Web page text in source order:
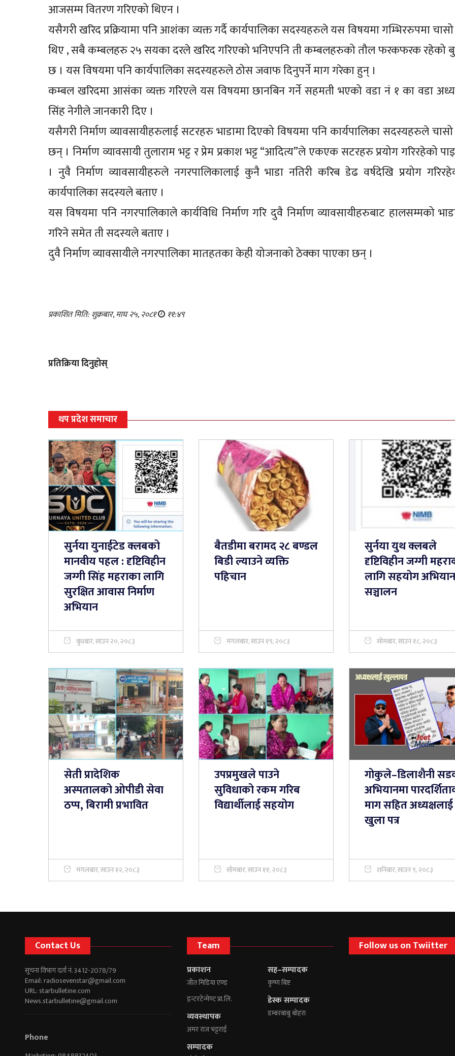
आजसम्म वितरण गरिएको थिएन ।
यसैगरी खरिद प्रक्रियामा पनि आशंका व्यक्त गर्दै कार्यपालिका सदस्यहरुले यस विषयमा गम्भिररुपमा
थिए , सबै कम्बलहरु २५ सयका दरले खरिद गरिएको भनिएपनि ती कम्बलहरुको तौल फरकफरक रहेको
छ । यस विषयमा पनि कार्यपालिका सदस्यहरुले ठोस जवाफ दिनुपर्ने माग गरेका हुन् ।
कम्बल खरिदमा आसंका व्यक्त गरिएले यस विषयमा छानबिन गर्ने सहमती भएको वडा नं १ का वडा
सिंह नेगीले जानकारी दिए ।
यसैगरी निर्माण व्यावसायीहरुलाई सटरहरु भाडामा दिएको विषयमा पनि कार्यपालिका सदस्यहरुले
छन् । निर्माण व्यावसायी तुलाराम भट्ट र प्रेम प्रकाश भट्ट “आदित्य”ले एकएक सटरहरु प्रयोग गरिरहेको
। नुवै निर्माण व्यावसायीहरुले नगरपालिकालाई कुनै भाडा नतिरी करिब डेढ वर्षदेखि प्रयोग
कार्यपालिका सदस्यले बताए ।
यस विषयमा पनि नगरपालिकाले कार्यविधि निर्माण गरि दुवै निर्माण व्यावसायीहरुबाट हालसम्मको
गरिने समेत ती सदस्यले बताए ।
दुवै निर्माण व्यावसायीले नगरपालिका मातहतका केही योजनाको ठेक्का पाएका छन् ।
प्रकाशित मिति: शुक्रबार, माघ २५, २०८१ ११:४९
प्रतिक्रिया दिनुहोस्
थप प्रदेश समाचार
सुर्नया युनाईटेड क्लबको
मानवीय पहल : दृष्टिविहीन
जग्गी सिंह महराका लागि
सुरक्षित आवास निर्माण
अभियान
बुधबार, साउन २०, २०८३
बैतडीमा बरामद २८ बण्डल
बिडी ल्याउने व्यक्ति
पहिचान
मंगलबार, साउन १९, २०८३
सुर्नया युथ क्लबले
दृष्टिविहीन जग्गी
लागि सहयोग अभियान
सञ्चालन
सोमबार, साउन १८, २०८३
सेती प्रादेशिक
अस्पतालको ओपीडी सेवा
ठप्प, बिरामी प्रभावित
मंगलबार, साउन १२, २०८३
उपप्रमुखले पाउने
सुविधाको रकम गरिब
विद्यार्थीलाई सहयोग
सोमबार, साउन ११, २०८३
गोकुले–डिलाशैनी
अभियानमा
माग सहित अध्यक्षलाई
खुला पत्र
शनिबार, साउन ९, २०८३
Contact Us
सूचना विभाग दर्ता नं. 3412-2078/79
Email:radiosevenstar@gmail.com
URL: starbulletine.com
News.starbulletine@gmail.com
Phone
Team
प्रकाशन
जीत मिडिया एण्ड
इन्टरटेन्मेण्ट प्रा.लि.
व्यवस्थापक
अमर राज भट्टराई
सम्पादक
सह–सम्पादक
कृष्ण बिष्ट
डेस्क सम्पादक
डम्बरबाबु बोहरा
Follow us on Twiitter